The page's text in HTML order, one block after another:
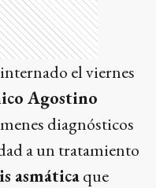
el viernes
Agostino
diagnósticos
a un tratamiento
asmáticaque